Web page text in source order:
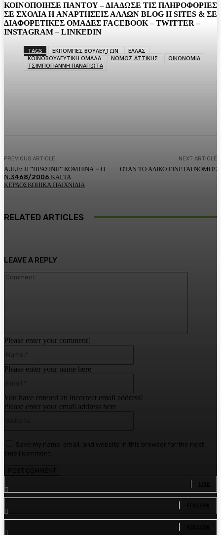
ΚΟΙΝΟΠΟΙΗΣΕ ΠΑΝΤΟΥ – ΔΙΑΔΩΣΕ ΤΙΣ ΠΛΗΡΟΦΟΡΙΕΣ
ΣΕ ΣΧΟΛΙΑ H ΑΝAΡΤΗΣΕΙΣ ΑΛΛΩΝ BLOG H SITES & ΣΕ
ΔΙΑΦΟΡΕTIKEΣ ΟΜΑΔΕΣ FACEBOOK – TWITTER –
INSTAGRAM – LINKEDIN
TAGS ΕΚΠΟΜΠΕΣ ΒΟΥΛΕΥΤΩΝ
ΕΛΛΑΣ
ΚΟΙΝΟΒΟΥΛΕΥΤΙΚΗ ΟΜΑΔΑ
ΝΟΜΟΣ ΑΤΤΙΚΗΣ
ΟΙΚΟΝΟΜΙΑ
ΤΣΙΜΠΟΓΙΑΝΝΗ ΠΑΝΑΓΙΩΤΑ
PREVIOUS ARTICLE
Α.Π.Ε: Η ‘’ΠΡΑΣΙΝΗ’’ ΚΟΜΠΙΝΑ – Ο
Ν.3468/2006 ΚΑΙ ΤΑ
ΚΕΡΔΟΣΚΟΠΙΚΑ ΠΑΙΧΝΙΔΙΑ
NEXT ARTICLE
ΟΤΑΝ ΤΟ ΑΔΙΚΟ ΓΙΝΕΤΑΙ ΝΟΜΟΣ
RELATED ARTICLES
LEAVE A REPLY
Please enter your comment!
Please enter your name here
You have entered an incorrect email address!
Please enter your email address here
Save my name, email, and website in this browser for the next
time I comment.